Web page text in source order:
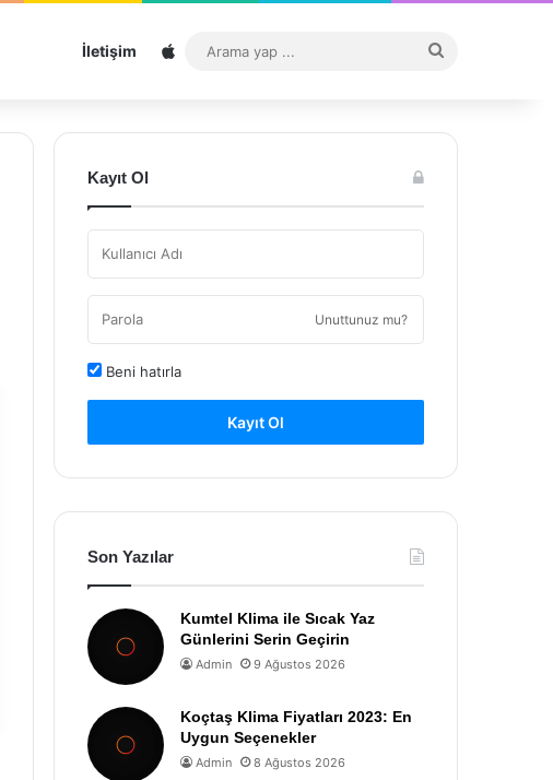
İletişim Sitemap
...
Kayıt Ol
Unuttunuz mu?
Beni hatırla
Kayıt Ol
Son Yazılar
Kumtel Klima ile Sıcak Yaz
Günlerini Serin Geçirin
Admin 9 Ağustos 2026
Koçtaş Klima Fiyatları 2023: En
Uygun Seçenekler
Admin 8 Ağustos 2026